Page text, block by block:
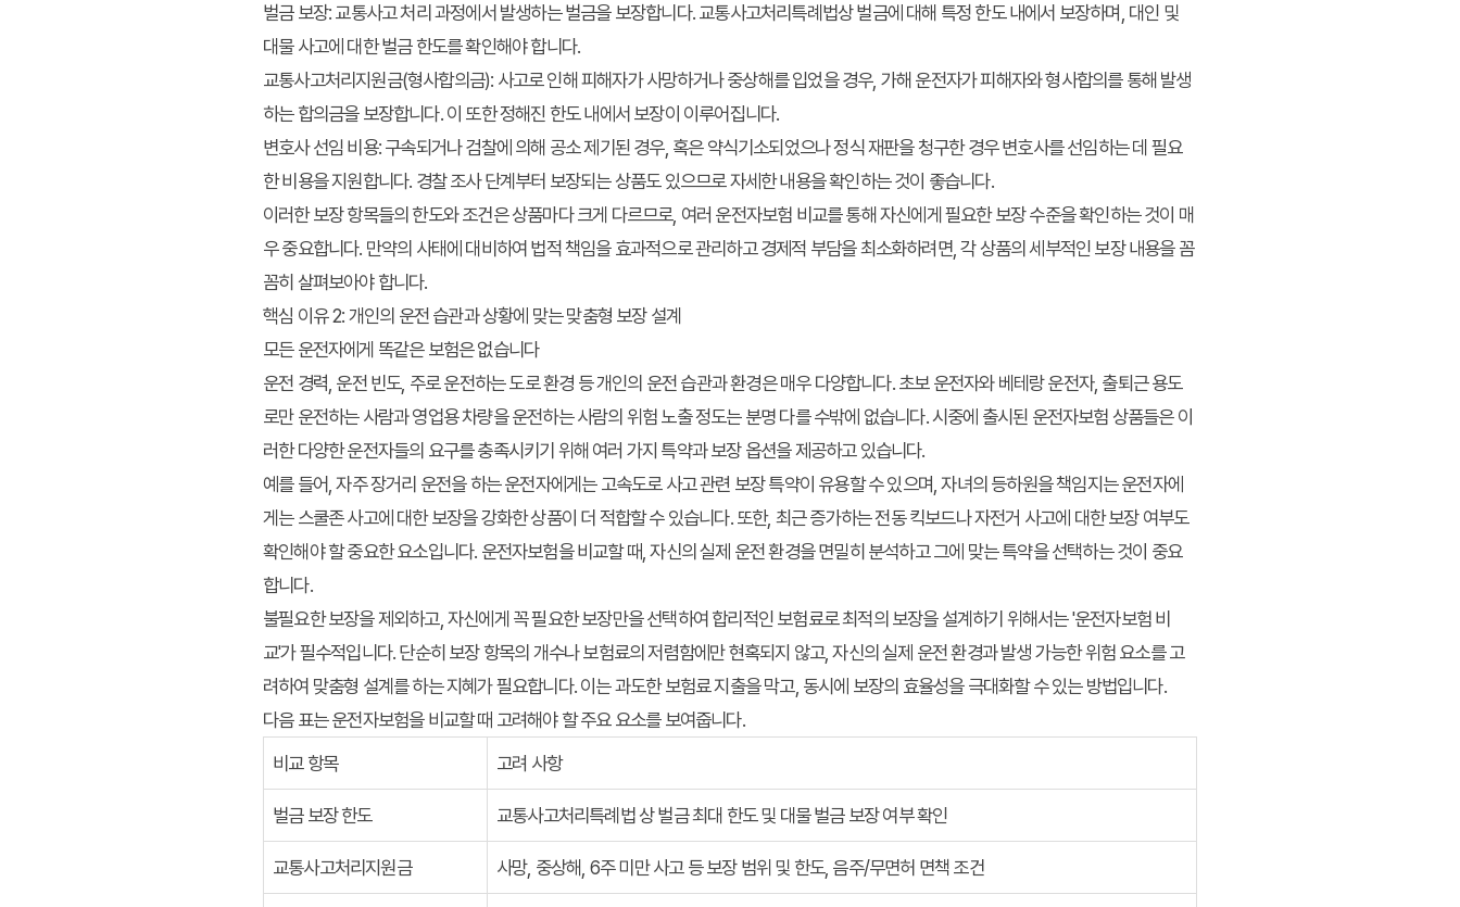
벌금 보장: 교통사고 처리 과정에서 발생하는 벌금을 보장합니다. 교통사고처리특례법상 벌금에 대해 특정 한도 내에서 보장하며, 대인 및
대물 사고에 대한 벌금 한도를 확인해야 합니다.
교통사고처리지원금(형사합의금): 사고로 인해 피해자가 사망하거나 중상해를 입었을 경우, 가해 운전자가 피해자와 형사합의를 통해 발생
하는 합의금을 보장합니다. 이 또한 정해진 한도 내에서 보장이 이루어집니다.
변호사 선임 비용: 구속되거나 검찰에 의해 공소 제기된 경우, 혹은 약식기소되었으나 정식 재판을 청구한 경우 변호사를 선임하는 데 필요
한 비용을 지원합니다. 경찰 조사 단계부터 보장되는 상품도 있으므로 자세한 내용을 확인하는 것이 좋습니다.
이러한 보장 항목들의 한도와 조건은 상품마다 크게 다르므로, 여러 운전자보험 비교를 통해 자신에게 필요한 보장 수준을 확인하는 것이 매
우 중요합니다. 만약의 사태에 대비하여 법적 책임을 효과적으로 관리하고 경제적 부담을 최소화하려면, 각 상품의 세부적인 보장 내용을 꼼
꼼히 살펴보아야 합니다.
핵심 이유 2: 개인의 운전 습관과 상황에 맞는 맞춤형 보장 설계
모든 운전자에게 똑같은 보험은 없습니다
운전 경력, 운전 빈도, 주로 운전하는 도로 환경 등 개인의 운전 습관과 환경은 매우 다양합니다. 초보 운전자와 베테랑 운전자, 출퇴근 용도
로만 운전하는 사람과 영업용 차량을 운전하는 사람의 위험 노출 정도는 분명 다를 수밖에 없습니다. 시중에 출시된 운전자보험 상품들은 이
러한 다양한 운전자들의 요구를 충족시키기 위해 여러 가지 특약과 보장 옵션을 제공하고 있습니다.
예를 들어, 자주 장거리 운전을 하는 운전자에게는 고속도로 사고 관련 보장 특약이 유용할 수 있으며, 자녀의 등하원을 책임지는 운전자에
게는 스쿨존 사고에 대한 보장을 강화한 상품이 더 적합할 수 있습니다. 또한, 최근 증가하는 전동 킥보드나 자전거 사고에 대한 보장 여부도
확인해야 할 중요한 요소입니다. 운전자보험을 비교할 때, 자신의 실제 운전 환경을 면밀히 분석하고 그에 맞는 특약을 선택하는 것이 중요
합니다.
불필요한 보장을 제외하고, 자신에게 꼭 필요한 보장만을 선택하여 합리적인 보험료로 최적의 보장을 설계하기 위해서는 '운전자보험 비
교'가 필수적입니다. 단순히 보장 항목의 개수나 보험료의 저렴함에만 현혹되지 않고, 자신의 실제 운전 환경과 발생 가능한 위험 요소를 고
려하여 맞춤형 설계를 하는 지혜가 필요합니다. 이는 과도한 보험료 지출을 막고, 동시에 보장의 효율성을 극대화할 수 있는 방법입니다.
다음 표는 운전자보험을 비교할 때 고려해야 할 주요 요소를 보여줍니다.
비교 항목
고려 사항
벌금 보장 한도 교통사고처리특례법 상 벌금 최대 한도 및 대물 벌금 보장 여부 확인
교통사고처리지원금 사망, 중상해, 6주 미만 사고 등 보장 범위 및 한도, 음주/무면허 면책 조건